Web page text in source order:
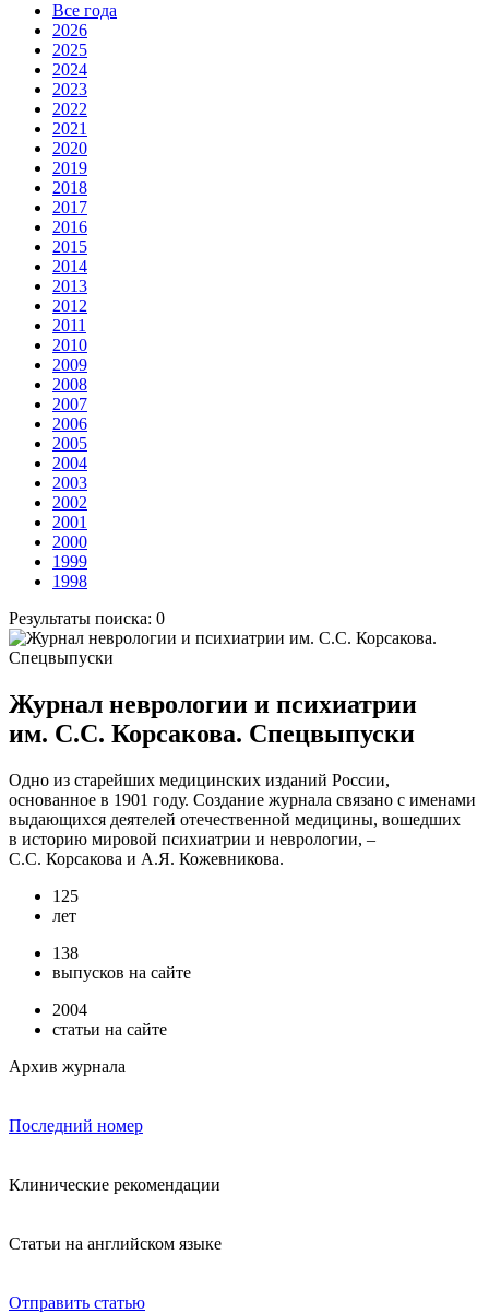
Все года
2026
2025
2024
2023
2022
2021
2020
2019
2018
2017
2016
2015
2014
2013
2012
2011
2010
2009
2008
2007
2006
2005
2004
2003
2002
2001
2000
1999
1998
Результаты поиска: 0
Журнал неврологии и психиатрии
им. С.С. Корсакова. Спецвыпуски
Одно из старейших медицинских изданий России,
основанное в 1901 году. Создание журнала связано с именами
выдающихся деятелей отечественной медицины, вошедших
в историю мировой психиатрии и неврологии, –
С.С. Корсакова и А.Я. Кожевникова.
125
лет
138
выпусков на сайте
2004
статьи на сайте
Архив журнала
Последний номер
Клинические рекомендации
Статьи на английском языке
Отправить статью